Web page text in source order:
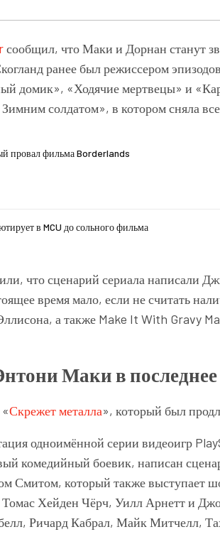
сообщил, что Маки и Дорнан станут
ранее был режиссером
домик», «Ходячие мертвецы» и
солдатом», в котором сняла
провал фильма Borderlands
в MCU до сольного фильма
что сценарий сериала написали
время мало, если не считать
а также Make It With Gravy
Маки в
Скрежет металла», который был
одноимённой серии видеоигр
комедийный боевик, написан
Смитом, который также выступает
Хейден Чёрч, Уилл Арнетт и
Ричард Кабрал, Майк Митчелл,